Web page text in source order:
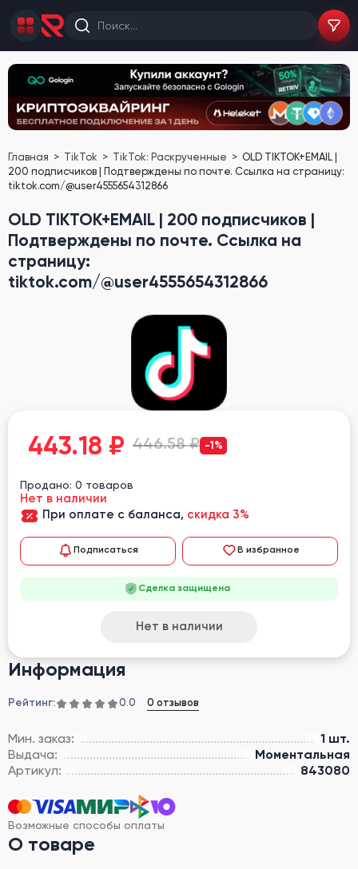
Главная TikTok TikTok: Раскрученные
OLD TIKTOK+EMAIL |
200 подписчиков | Подтверждены по почте. Ссылка на страницу:
tiktok.com/@user4555654312866
OLD TIKTOK+EMAIL | 200 подписчиков |
Подтверждены по почте. Ссылка на
страницу:
tiktok.com/@user4555654312866
Информация
Рейтинг: 0.0 0 отзывов
Мин. заказ:
1 шт.
Выдача:
Моментальная
Артикул:
843080
Возможные способы оплаты
О товаре
443.18 ₽ 446.58 ₽ -1%
Продано: 0 товаров
Нет в наличии
При оплате с баланса, скидка 3%
Подписаться В избранное
Сделка защищена
Нет в наличии